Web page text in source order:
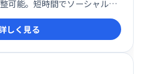
可能。短時間でソーシャルメ
作が可能です。有料プランで
動画を自動生成する機能も利
質な動画を作成したい方にお
しく見る